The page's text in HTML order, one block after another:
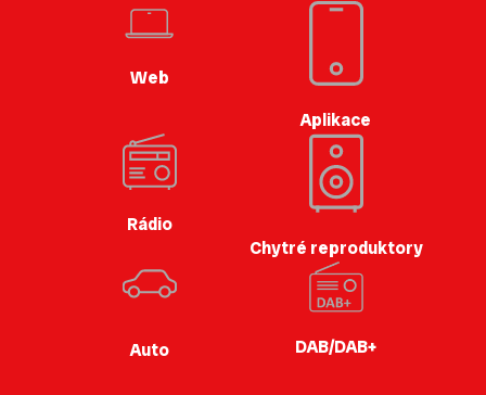
Web
Aplikace
Rádio
Chytré reproduktory
Auto DAB/DAB+